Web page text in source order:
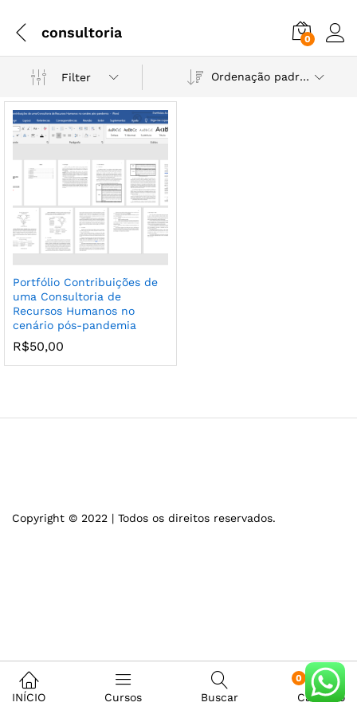
consultoria 0
Filter Ordenação padrão
Portfólio Contribuições de
uma Consultoria de
Recursos Humanos no
cenário pós-pandemia
R$50,00
Copyright © 2022 | Todos os direitos reservados.
INÍCIO Cursos Buscar
0
Carrinho